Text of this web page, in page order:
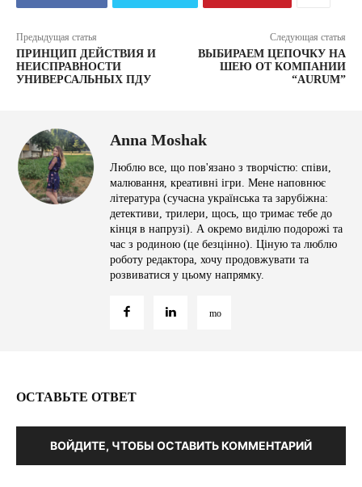
Предыдущая статья
ПРИНЦИП ДЕЙСТВИЯ И
НЕИСПРАВНОСТИ
УНИВЕРСАЛЬНЫХ ПДУ
Следующая статья
ВЫБИРАЕМ ЦЕПОЧКУ НА
ШЕЮ ОТ КОМПАНИИ
“AURUM”
Anna Moshak
Люблю все, що пов'язано з творчістю: співи,
малювання, креативні ігри. Мене наповнює
література (сучасна українська та зарубіжна:
детективи, трилери, щось, що тримає тебе до
кінця в напрузі). А окремо виділю подорожі та
час з родиною (це безцінно). Ціную та люблю
роботу редактора, хочу продовжувати та
розвиватися у цьому напрямку.
ОСТАВЬТЕ ОТВЕТ
ВОЙДИТЕ, ЧТОБЫ ОСТАВИТЬ КОММЕНТАРИЙ